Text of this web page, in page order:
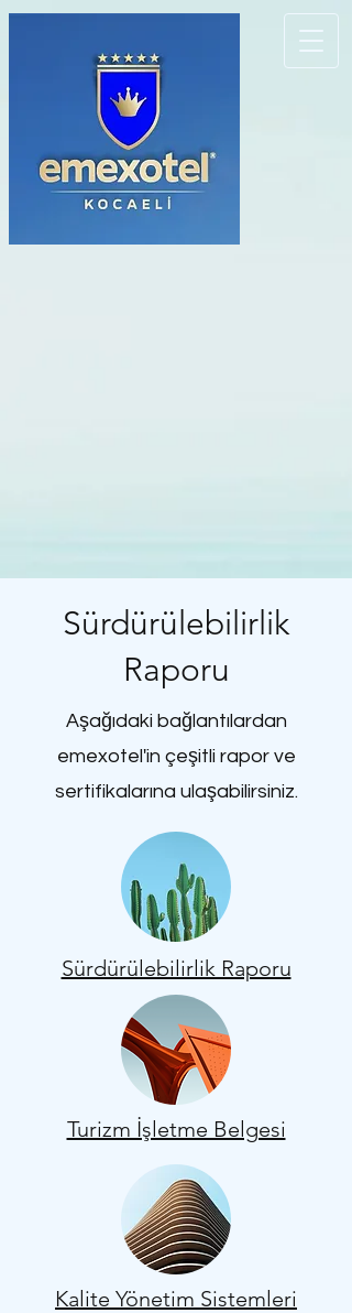
Sürdürülebilirlik
Raporu
Aşağıdaki bağlantılardan
emexotel'in çeşitli rapor ve
sertifikalarına ulaşabilirsiniz.
Sürdürülebilirlik Raporu
Turizm İşletme Belgesi
Kalite Yönetim Sistemleri